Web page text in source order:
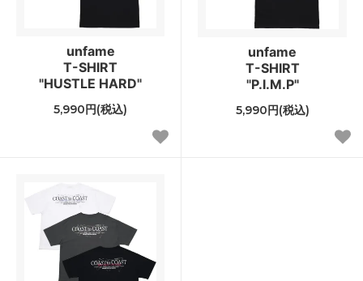
unfame
T-SHIRT
"HUSTLE HARD"
5,990円(税込)
unfame
T-SHIRT
"P.I.M.P"
5,990円(税込)